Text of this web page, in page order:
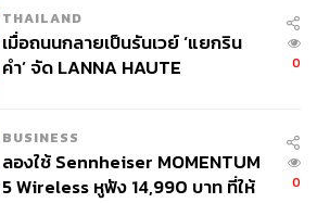
THAILAND
เมื่อถนนกลายเป็นรันเวย์ ‘แยกริน
คำ’ จัด LANNA HAUTE
0
BUSINESS
ลองใช้ Sennheiser MOMENTUM
5 Wireless หูฟัง 14,990 บาท ที่ให้
0